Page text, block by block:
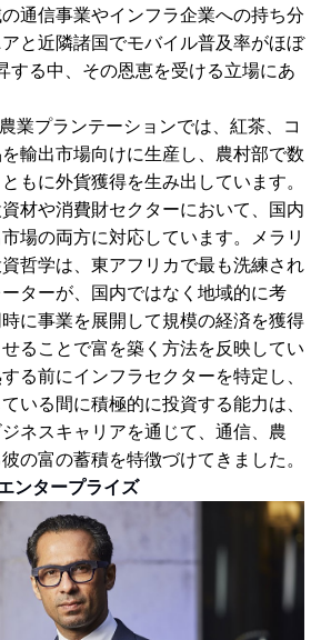
通信事業やインフラ企業への持ち分
と近隣諸国でモバイル普及率がほぼ
する中、その恩恵を受ける立場にあ
業プランテーションでは、紅茶、コ
輸出市場向けに生産し、農村部で数
もに外貨獲得を生み出しています。
材や消費財セクターにおいて、国内
場の両方に対応しています。メラリ
哲学は、東アフリカで最も洗練され
ターが、国内ではなく地域的に考
に事業を展開して規模の経済を獲得
ることで富を築く方法を反映してい
る前にインフラセクターを特定し、
いる間に積極的に投資する能力は、
ネスキャリアを通じて、通信、農
の富の蓄積を特徴づけてきました。
ンタープライズ